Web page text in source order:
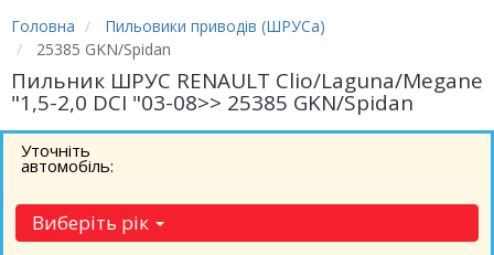
Головна
Пильовики приводів (ШРУСа)
25385 GKN/Spidan
Пильник ШРУС RENAULT Clio/Laguna/Megane
"1,5-2,0 DCI "03-08>> 25385 GKN/Spidan
Уточніть
автомобіль:
Виберіть рік